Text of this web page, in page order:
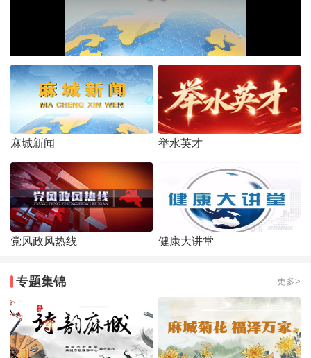
麻城新闻 举水英才
党风政风热线 健康大讲堂
专题集锦 更多>